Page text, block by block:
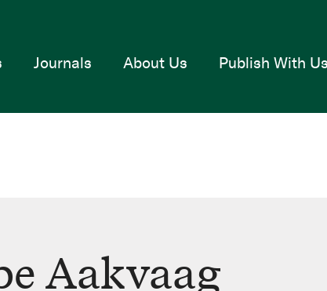
Journals About Us Publish With Us
Aakvaag